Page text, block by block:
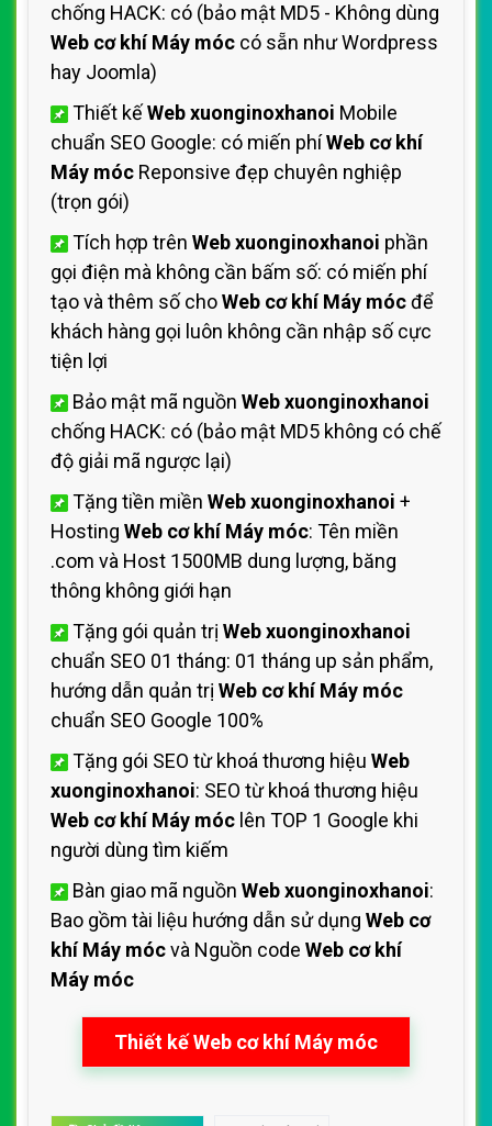
chống HACK: có (bảo mật MD5 - Không dùng
Web cơ khí Máy móc có sẵn như Wordpress
hay Joomla)
Thiết kếWeb xuonginoxhanoi Mobile
chuẩn SEO Google: có miến phíWeb cơ khí
Máy móc Reponsive đẹp chuyên nghiệp
(trọn gói)
Tích hợp trên Web xuonginoxhanoi phần
gọi điện mà không cần bấm số: có miến phí
tạo và thêm số choWeb cơ khí Máy mócđể
khách hàng gọi luôn không cần nhập số cực
tiện lợi
Bảo mật mã nguồn Web xuonginoxhanoi
chống HACK: có (bảo mật MD5 không có chế
độ giải mã ngược lại)
Tặng tiền miền Web xuonginoxhanoi +
Hosting Web cơ khí Máy móc: Tên miền
.com và Host 1500MB dung lượng, băng
thông không giới hạn
Tặng gói quản trị Web xuonginoxhanoi
chuẩn SEO 01 tháng: 01 tháng up sản phẩm,
hướng dẫn quản trị Web cơ khí Máy móc
chuẩn SEO Google 100%
Tặng gói SEO từ khoá thương hiệu Web
xuonginoxhanoi: SEO từ khoá thương hiệu
Web cơ khí Máy móc lên TOP 1 Google khi
người dùng tìm kiếm
Bàn giao mã nguồn Web xuonginoxhanoi:
Bao gồm tài liệu hướng dẫn sử dụng Web cơ
khí Máy mócvà Nguồn code Web cơ khí
Máy móc
Thiết kế Web cơ khí Máy móc